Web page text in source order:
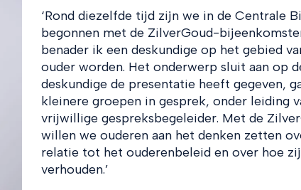
‘Rond diezelfde tijd zijn we in de Centrale
begonnen met de ZilverGoud-
benader ik een deskundige op het gebied
ouder worden. Het onderwerp sluit aan op
deskundige de presentatie heeft gegeven,
kleinere groepen in gesprek, onder leiding
vrijwillige gespreksbegeleider. Met de
willen we ouderen aan het denken zetten
relatie tot het ouderenbeleid en over hoe
verhouden.’